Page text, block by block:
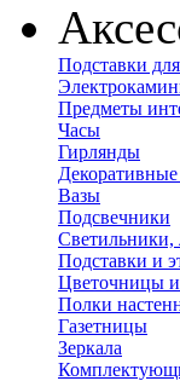
Подставки
Предметы
Часы
Гирлянды
Вазы
Подсвечники
Светильники,
Подставки и
Цветочницы
Полки
Газетницы
Зеркала